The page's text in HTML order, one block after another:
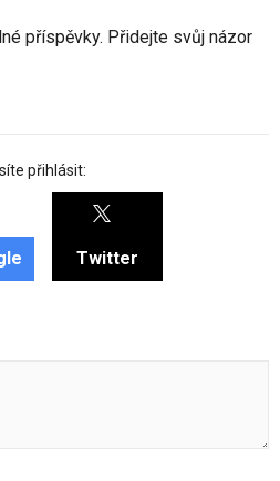
příspěvky. Přidejte svůj názor
přihlásit:
Twitter